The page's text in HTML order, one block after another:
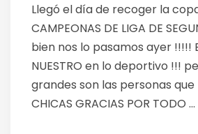
Llegó el día de recoger la
CAMPEONAS DE LIGA DE
bien nos lo pasamos ayer !!!!!
NUESTRO en lo deportivo !!!
grandes son las personas
CHICAS GRACIAS POR TODO ...